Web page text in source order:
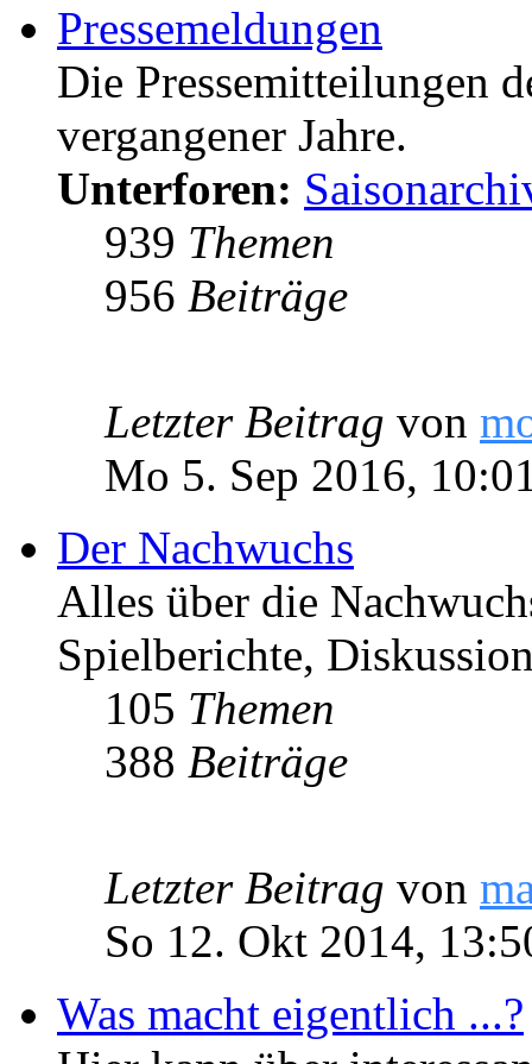
Pressemeldungen
Die Pressemitteilungen
vergangener Jahre.
Unterforen:
939 Themen
956 Beiträge
Letzter Beitrag von
Mo 5. Sep 2016,
Der Nachwuchs
Alles über die
Spielberichte,
105 Themen
388 Beiträge
Letzter Beitrag von
So 12. Okt 2014,
Was macht eigentlich ...?